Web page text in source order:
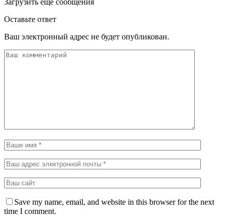
Загрузить еще сообщения
Оставьте ответ
Ваш электронный адрес не будет опубликован.
Save my name, email, and website in this browser for the next
time I comment.